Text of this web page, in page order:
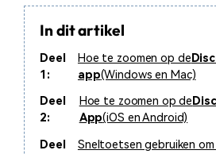
In dit artikel
Deel
1:
Hoe te zoomen op de
app(Windows en Mac)
Deel
2:
Hoe te zoomen op de
App(iOS en Android)
Deel
Sneltoetsen gebruiken